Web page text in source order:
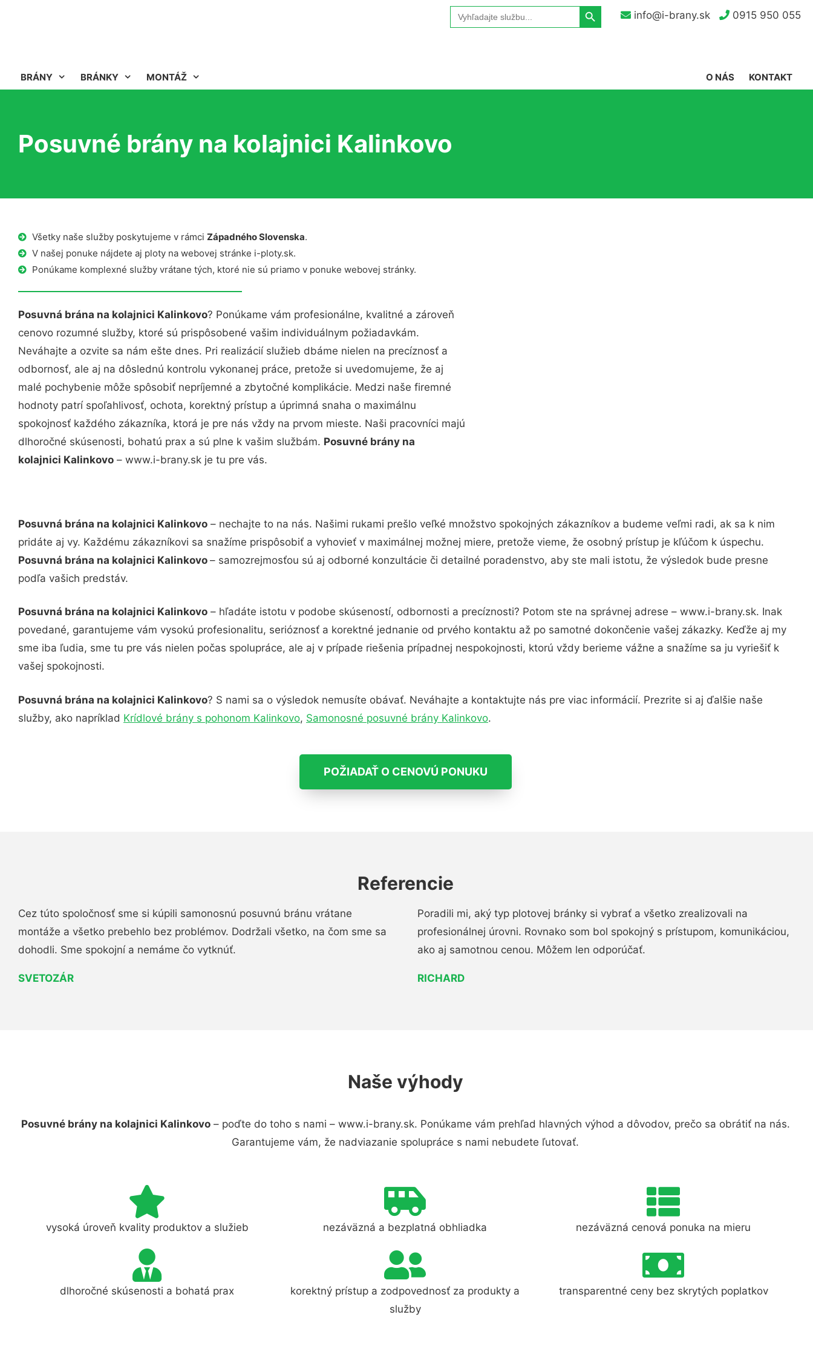
info@i-brany.sk 0915 950 055
Search
for:
Search Button
BRÁNY BRÁNKY MONTÁŽ KONTAKT
O NÁS
Posuvné brány na kolajnici Kalinkovo
Všetky naše služby poskytujeme v rámci Západného Slovenska.
V našej ponuke nájdete aj ploty na webovej stránke i-ploty.sk.
Ponúkame komplexné služby vrátane tých, ktoré nie sú priamo v ponuke webovej stránky.
Posuvná brána na kolajnici Kalinkovo? Ponúkame vám profesionálne, kvalitné a zároveň
cenovo rozumné služby, ktoré sú prispôsobené vašim individuálnym požiadavkám.
Neváhajte a ozvite sa nám ešte dnes. Pri realizácií služieb dbáme nielen na precíznosť a
odbornosť, ale aj na dôslednú kontrolu vykonanej práce, pretože si uvedomujeme, že aj
malé pochybenie môže spôsobiť nepríjemné a zbytočné komplikácie. Medzi naše firemné
hodnoty patrí spoľahlivosť, ochota, korektný prístup a úprimná snaha o maximálnu
spokojnosť každého zákazníka, ktorá je pre nás vždy na prvom mieste. Naši pracovníci majú
dlhoročné skúsenosti, bohatú prax a sú plne k vašim službám. Posuvné brány na
kolajnici Kalinkovo – www.i-brany.sk je tu pre vás.
Posuvná brána na kolajnici Kalinkovo – nechajte to na nás. Našimi rukami prešlo veľké množstvo spokojných zákazníkov a budeme veľmi radi, ak sa k nim
pridáte aj vy. Každému zákazníkovi sa snažíme prispôsobiť a vyhovieť v maximálnej možnej miere, pretože vieme, že osobný prístup je kľúčom k úspechu.
Posuvná brána na kolajnici Kalinkovo – samozrejmosťou sú aj odborné konzultácie či detailné poradenstvo, aby ste mali istotu, že výsledok bude presne
podľa vašich predstáv.
Posuvná brána na kolajnici Kalinkovo – hľadáte istotu v podobe skúseností, odbornosti a precíznosti? Potom ste na správnej adrese – www.i-brany.sk. Inak
povedané, garantujeme vám vysokú profesionalitu, serióznosť a korektné jednanie od prvého kontaktu až po samotné dokončenie vašej zákazky. Keďže aj my
sme iba ľudia, sme tu pre vás nielen počas spolupráce, ale aj v prípade riešenia prípadnej nespokojnosti, ktorú vždy berieme vážne a snažíme sa ju vyriešiť k
vašej spokojnosti.
Posuvná brána na kolajnici Kalinkovo? S nami sa o výsledok nemusíte obávať. Neváhajte a kontaktujte nás pre viac informácií. Prezrite si aj ďalšie naše
služby, ako napríklad Krídlové brány s pohonom Kalinkovo, Samonosné posuvné brány Kalinkovo.
POŽIADAŤ O CENOVÚ PONUKU
Referencie
Cez túto spoločnosť sme si kúpili samonosnú posuvnú bránu vrátane
montáže a všetko prebehlo bez problémov. Dodržali všetko, na čom sme sa
dohodli. Sme spokojní a nemáme čo vytknúť.
SVETOZÁR
Poradili mi, aký typ plotovej bránky si vybrať a všetko zrealizovali na
profesionálnej úrovni. Rovnako som bol spokojný s prístupom, komunikáciou,
ako aj samotnou cenou. Môžem len odporúčať.
RICHARD
Naše výhody
Posuvné brány na kolajnici Kalinkovo– poďte do toho s nami – www.i-brany.sk. Ponúkame vám prehľad hlavných výhod a dôvodov, prečo sa obrátiť na nás.
Garantujeme vám, že nadviazanie spolupráce s nami nebudete ľutovať.
vysoká úroveň kvality produktov a služieb nezáväzná a bezplatná obhliadka nezáväzná cenová ponuka na mieru
dlhoročné skúsenosti a bohatá prax
korektný prístup a zodpovednosť za produkty a
služby
transparentné ceny bez skrytých poplatkov